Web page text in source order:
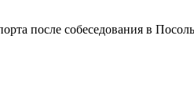
после собеседования в